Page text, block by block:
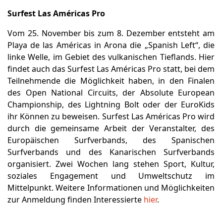
Surfest Las Américas Pro
Vom 25. November bis zum 8. Dezember entsteht am
Playa de las Américas in Arona die „Spanish Left“, die
linke Welle, im Gebiet des vulkanischen Tieflands. Hier
findet auch das Surfest Las Américas Pro statt, bei dem
Teilnehmende die Möglichkeit haben, in den Finalen
des Open National Circuits, der Absolute European
Championship, des Lightning Bolt oder der EuroKids
ihr Können zu beweisen. Surfest Las Américas Pro wird
durch die gemeinsame Arbeit der Veranstalter, des
Europäischen Surfverbands, des Spanischen
Surfverbands und des Kanarischen Surfverbands
organisiert. Zwei Wochen lang stehen Sport, Kultur,
soziales Engagement und Umweltschutz im
Mittelpunkt. Weitere Informationen und Möglichkeiten
zur Anmeldung finden Interessierte hier.